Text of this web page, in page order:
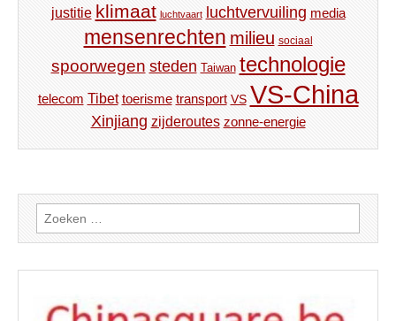
justitie klimaat luchtvaart luchtvervuiling media
mensenrechten milieu sociaal
spoorwegen steden Taiwan technologie
telecom Tibet toerisme transport VS VS-China
Xinjiang zijderoutes zonne-energie
Zoeken
naar: